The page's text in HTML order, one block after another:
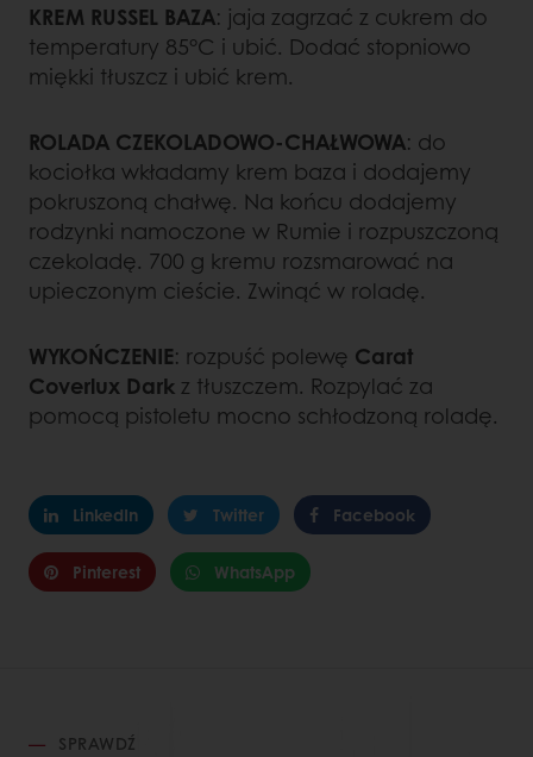
KREM RUSSEL BAZA: jaja zagrzać z cukrem do
temperatury 85°C i ubić. Dodać stopniowo
miękki tłuszcz i ubić krem.
ROLADA CZEKOLADOWO-CHAŁWOWA: do
kociołka wkładamy krem baza i dodajemy
pokruszoną chałwę. Na końcu dodajemy
rodzynki namoczone w Rumie i rozpuszczoną
czekoladę. 700 g kremu rozsmarować na
upieczonym cieście. Zwinąć w roladę.
WYKOŃCZENIE: rozpuść polewę Carat
Coverlux Darkz tłuszczem. Rozpylać za
pomocą pistoletu mocno schłodzoną roladę.
LinkedIn Twitter Facebook
Pinterest WhatsApp
SPRAWDŹ